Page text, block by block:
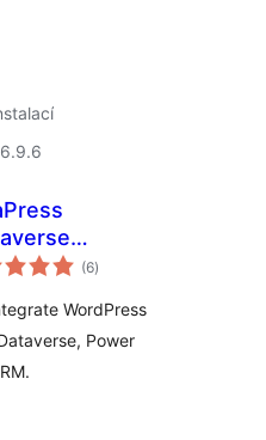
(6celkové
hodnocení
)
WordPress
Power